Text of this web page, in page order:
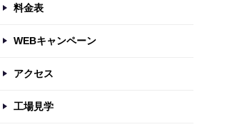
料金表
WEBキャンペーン
アクセス
工場見学